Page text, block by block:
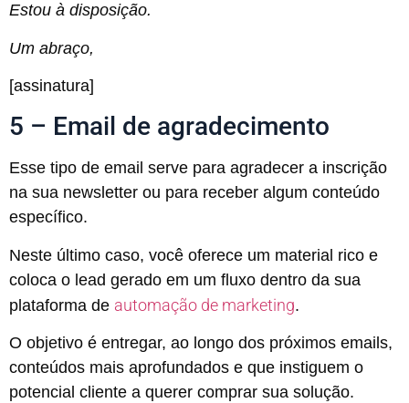
Estou à disposição.
Um abraço,
[assinatura]
5 – Email de agradecimento
Esse tipo de email serve para agradecer a inscrição
na sua newsletter ou para receber algum conteúdo
específico.
Neste último caso, você oferece um material rico e
coloca o lead gerado em um fluxo dentro da sua
plataforma de automação de marketing.
O objetivo é entregar, ao longo dos próximos emails,
conteúdos mais aprofundados e que instiguem o
potencial cliente a querer comprar sua solução.